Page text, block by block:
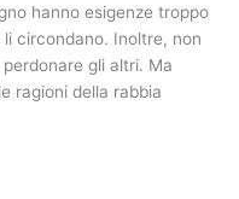
hanno esigenze troppo
circondano. Inoltre, non
gli altri. Ma
ragioni della rabbia